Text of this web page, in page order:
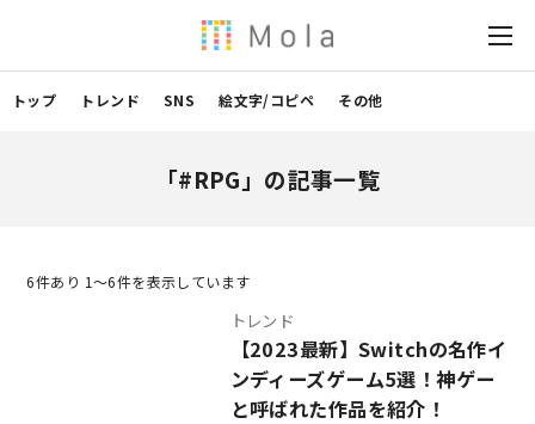
トップ トレンド SNS 絵文字/コピペ その他
「#RPG」の記事一覧
6件あり 1〜6件を表示しています
トレンド
【2023最新】Switchの名作イ
ンディーズゲーム5選！神ゲー
と呼ばれた作品を紹介！